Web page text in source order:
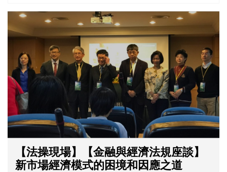
【法操現場】【金融與經濟法規座談】
新市場經濟模式的困境和因應之道